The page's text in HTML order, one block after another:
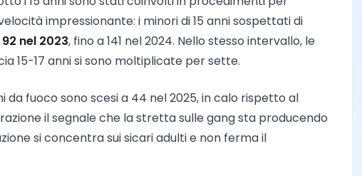
impressionante: i minori di 15 anni sospettati di
92 nel 2023, fino a 141 nel 2024. Nello stesso intervallo, le
15-17 anni si sono moltiplicate per sette.
fuoco sono scesi a 44 nel 2025, in calo rispetto al
il segnale che la stretta sulle gang sta producendo
si concentra sui sicari adulti e non ferma il